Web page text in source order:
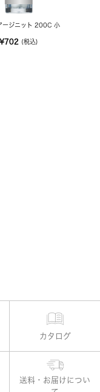
ージニット 200C 小
¥702 (税込)
カタログ